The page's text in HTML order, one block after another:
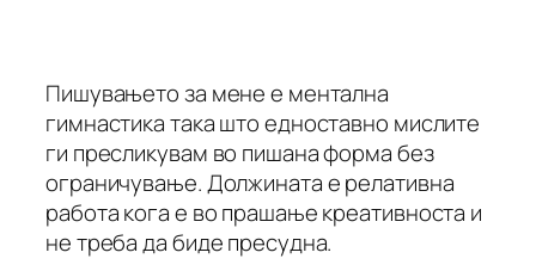
Пишувањето за мене е ментална
гимнастика така што едноставно мислите
ги пресликувам во пишана форма без
ограничување. Должината е релативна
работа кога е во прашање креативноста и
не треба да биде пресудна.